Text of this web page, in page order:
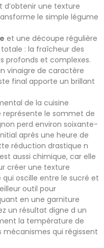
d’obtenir une texture
le simple légume
et une découpe régulière
: la fraîcheur des
profonds et complexes.
vinaigre de caractère
final apporte un brillant
de la cuisine
représente le sommet de
perd environ soixante-
après une heure de
réduction drastique n
aussi chimique, car elle
créer une texture
oscille entre le sucré et
outil pour
en une garniture
un résultat digne d un
la température de
qui régissent